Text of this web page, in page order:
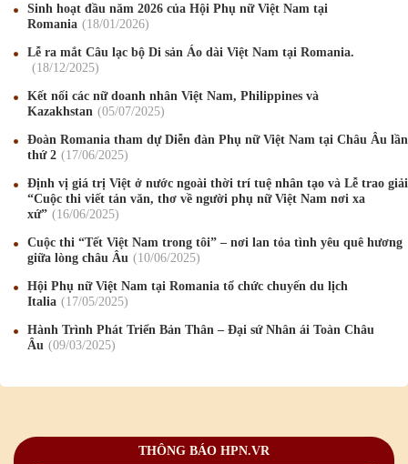
Sinh hoạt đầu năm 2026 của Hội Phụ nữ Việt Nam tại
Romania
18/01/2026
Lễ ra mắt Câu lạc bộ Di sản Áo dài Việt Nam tại Romania.
18/12/2025
Kết nối các nữ doanh nhân Việt Nam, Philippines và
Kazakhstan
05/07/2025
Đoàn Romania tham dự Diễn đàn Phụ nữ Việt Nam tại Châu Âu lần
thứ 2
17/06/2025
Định vị giá trị Việt ở nước ngoài thời trí tuệ nhân tạo và Lễ trao giải
“Cuộc thi viết tản văn, thơ về người phụ nữ Việt Nam nơi xa
xứ”
16/06/2025
Cuộc thi “Tết Việt Nam trong tôi” – nơi lan tỏa tình yêu quê hương
giữa lòng châu Âu
10/06/2025
Hội Phụ nữ Việt Nam tại Romania tổ chức chuyến du lịch
Italia
17/05/2025
Hành Trình Phát Triển Bản Thân – Đại sứ Nhân ái Toàn Châu
Âu
09/03/2025
THÔNG BÁO HPN.VR
Chúc mừng Giáng sinh và Năm mới 2020
Mừng Xuân Kỷ Hợi 2019
Chúc mừng Giáng sinh và Năm mới 2019 22/12/2018
Mừng Xuân Bính Ngọ 2026 15 /02/2026
Chúc mừng Giáng sinh và Năm mới 2025 24/12/2024
Mừng Xuân Giáp Thìn 2024 09/02/2024
Chúc mừng Giáng sinh và Năm mới 2024 21 /12 /2023
Chúc mừng Giáng sinh và Năm mới 2023
Mừng Xuân Nhâm Dần 2022 28/01/2022
Mừng Xuân Tân Sửu 2021 10 /02/2021